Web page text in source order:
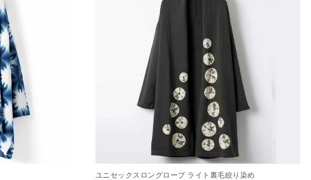
ユニセックスロングローブ ライト裏毛絞り染め